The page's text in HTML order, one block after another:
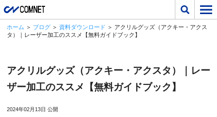
ホーム ＞ ブログ ＞ 資料ダウンロード ＞ アクリルグッズ（アクキー・アクス
タ）｜レーザー加工のススメ【無料ガイドブック】
アクリルグッズ（アクキー・アクスタ）｜レー
ザー加工のススメ【無料ガイドブック】
2024年02月13日 公開